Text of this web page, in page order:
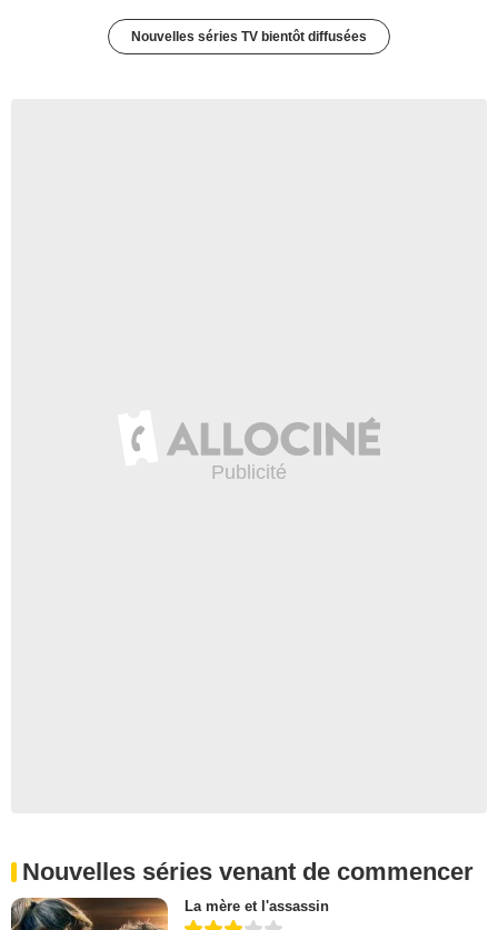
Nouvelles séries TV bientôt diffusées
Nouvelles séries venant de commencer
La mère et l'assassin